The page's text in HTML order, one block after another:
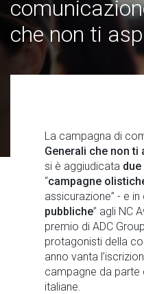
che non ti
La campagna di
Generali che non ti
si è aggiudicata
“campagne
assicurazione” - e in
pubbliche” agli NC
premio di ADC
protagonisti della
anno vanta
campagne da parte
italiane.